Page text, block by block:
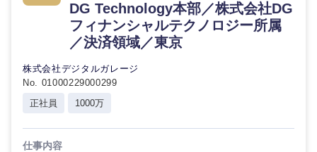
DG Technology本部／株式会社DG
フィナンシャルテクノロジー所属
／決済領域／東京
株式会社デジタルガレージ
No. 01000229000299
正社員
1000万
仕事内容